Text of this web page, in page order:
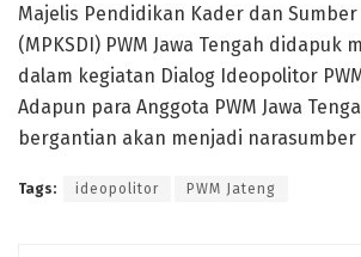
Majelis Pendidikan Kader dan
(MPKSDI) PWM Jawa Tengah didapuk
dalam kegiatan Dialog Ideopolitor
Adapun para Anggota PWM Jawa
bergantian akan menjadi
Tags: ideopolitor PWM Jateng